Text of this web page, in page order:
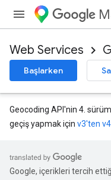
Web Services
Başlarken
Geocoding API'nin 4.
geçiş yapmak için v3'ten
Google, içerikleri tercih